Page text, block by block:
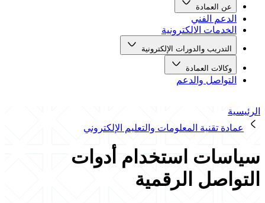
عن العمادة
الدعم الفني
الخدمات الالكترونية
التدريب والدورات الإلكترونية
وكالات العمادة
التواصل والدعم
الرئيسية
عمادة تقنية المعلومات والتعليم الإلكتروني
سياسات استخدام أدوات
التواصل الرقمية